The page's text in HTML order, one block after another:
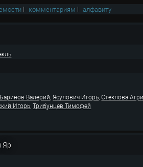
| комментариям | алфавиту
Баринов Валерий,Ясулович Игорь,Стеклова
Игорь,Трибунцев Тимофей
Яр